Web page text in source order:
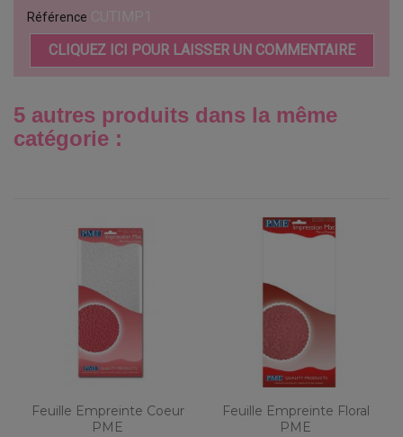
Référence
CLIQUEZ ICI POUR LAISSER UN COMMENTAIRE
5 autres produits dans la même
catégorie :
Feuille Empreinte Coeur
PME
Feuille Empreinte Floral
PME